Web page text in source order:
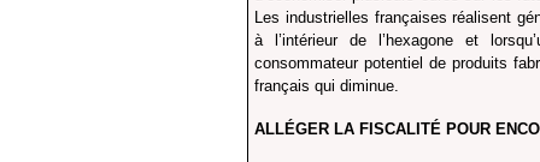
Les industrielles françaises réalisent
à l’intérieur de l’hexagone et
consommateur potentiel de produits
français qui diminue.
ALLÉGER LA FISCALITÉ POUR